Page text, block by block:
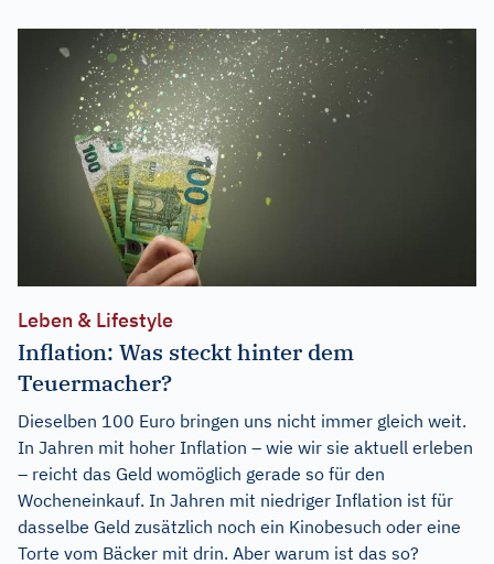
Leben & Lifestyle
Inflation: Was steckt hinter dem
Teuermacher?
Dieselben 100 Euro bringen uns nicht immer gleich weit.
In Jahren mit hoher Inflation – wie wir sie aktuell erleben
– reicht das Geld womöglich gerade so für den
Wocheneinkauf. In Jahren mit niedriger Inflation ist für
dasselbe Geld zusätzlich noch ein Kinobesuch oder eine
Torte vom Bäcker mit drin. Aber warum ist das so?